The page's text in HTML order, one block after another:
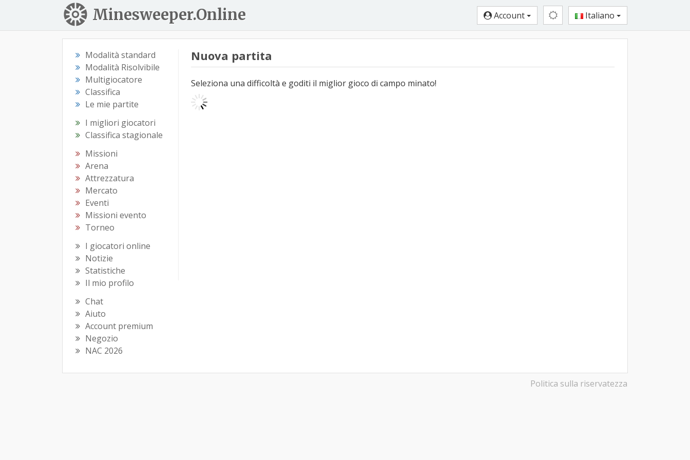
Minesweeper.Online Account Italiano
Modalità standard
Modalità Risolvibile
Multigiocatore
Classifica
Le mie partite
I migliori giocatori
Classifica stagionale
Missioni
Arena
Attrezzatura
Mercato
Eventi
Missioni evento
Torneo
I giocatori online
Notizie
Statistiche
Il mio profilo
Chat
Aiuto
Account premium
Negozio
NAC 2026
Nuova partita
Seleziona una difficoltà e goditi il miglior gioco di campo minato!
Politica sulla riservatezza